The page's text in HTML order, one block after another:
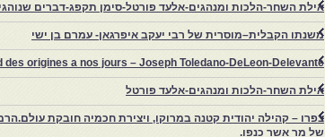
אילת השחר-הלכות ומנהגים-אלעד פורטל-סימן תקפג-דברים
משנתו הקבלית–מוסרית של רבי יעקב איפרגאן- עמרם בן ישי
origines a nos jours – Joseph Toledano-DeLeon-Delevante.
אילת השחר-הלכות ומנהגים-אלעד פורטל
של מר אשר כנפו.